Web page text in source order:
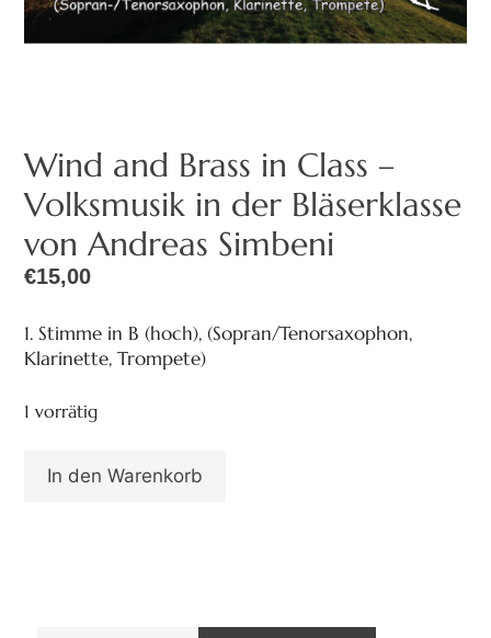
Wind and Brass in Class –
Volksmusik in der Bläserklasse
von Andreas Simbeni
€15,00
1. Stimme in B (hoch), (Sopran/Tenorsaxophon,
Klarinette, Trompete)
1 vorrätig
In den Warenkorb